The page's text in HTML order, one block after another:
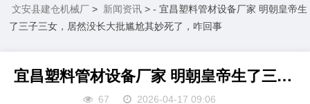
文安县建仓机械厂 > 新闻资讯 > - 宜昌塑料管材设备厂家 明朝皇帝生
了三子三女，居然没长大批尴尬其妙死了，咋回事
宜昌塑料管材设备厂家 明朝皇帝生了三子三女，居然没长大批尴尬其妙死了，咋回事
67 2026-04-17 09:06